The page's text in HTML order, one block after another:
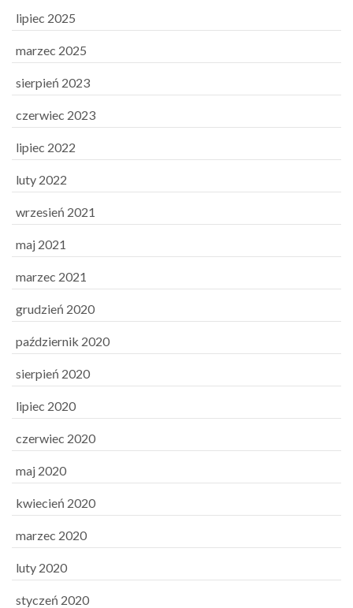
lipiec 2025
marzec 2025
sierpień 2023
czerwiec 2023
lipiec 2022
luty 2022
wrzesień 2021
maj 2021
marzec 2021
grudzień 2020
październik 2020
sierpień 2020
lipiec 2020
czerwiec 2020
maj 2020
kwiecień 2020
marzec 2020
luty 2020
styczeń 2020